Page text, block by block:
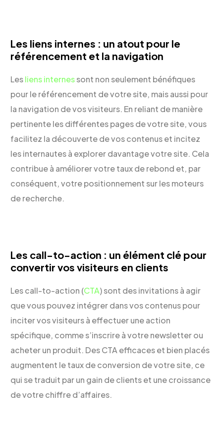
Les liens internes : un atout pour le
référencement et la navigation
Lesliens internessont non seulement bénéfiques
pour le référencement de votre site, mais aussi pour
la navigation de vos visiteurs. En reliant de manière
pertinente les différentes pages de votre site, vous
facilitez la découverte de vos contenus et incitez
les internautes à explorer davantage votre site. Cela
contribue à améliorer votre taux de rebond et, par
conséquent, votre positionnement sur les moteurs
de recherche.
Les call-to-action : un élément clé pour
convertir vos visiteurs en clients
Les call-to-action (CTA) sont des invitations à agir
que vous pouvez intégrer dans vos contenus pour
inciter vos visiteurs à effectuer une action
spécifique, comme s’inscrire à votre newsletter ou
acheter un produit. Des CTA efficaces et bien placés
augmentent le taux de conversion de votre site, ce
qui se traduit par un gain de clients et une croissance
de votre chiffre d’affaires.